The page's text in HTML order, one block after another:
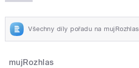
Všechny díly pořadu na mujRozhlas
mujRozhlas